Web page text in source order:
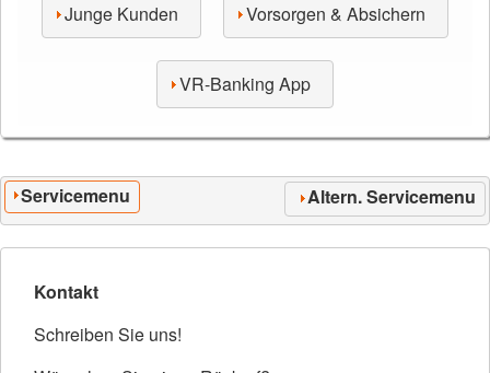
Junge Kunden Vorsorgen & Absichern
VR-Banking App
Servicemenu Altern. Servicemenu
Kontakt
Schreiben Sie uns!